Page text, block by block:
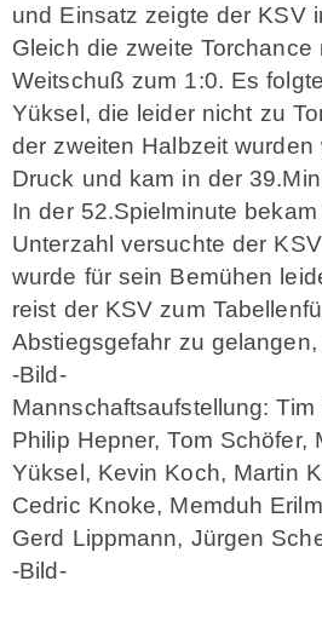
und Einsatz zeigte der KSV
Gleich die zweite
Weitschuß zum 1:0. Es
Yüksel, die leider nicht zu
der zweiten Halbzeit
Druck und kam in der
In der 52.Spielminute
Unterzahl versuchte der
wurde für sein Bemühen
reist der KSV zum
Abstiegsgefahr zu
-Bild-
Mannschaftsaufstellung:
Philip Hepner, Tom
Yüksel, Kevin Koch, Martin
Cedric Knoke, Memduh
Gerd Lippmann, Jürgen
-Bild-